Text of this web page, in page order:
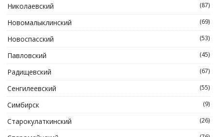
Николаевский (87)
Новомалыклинский (69)
Новоспасский (53)
Павловский (45)
Радищевский (67)
Сенгилеевский (55)
Симбирск (9)
Старокулаткинский (26)